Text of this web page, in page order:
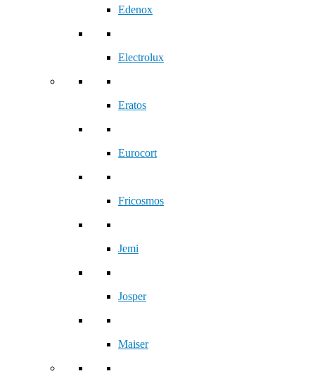
Edenox
Electrolux
Eratos
Eurocort
Fricosmos
Jemi
Josper
Maiser